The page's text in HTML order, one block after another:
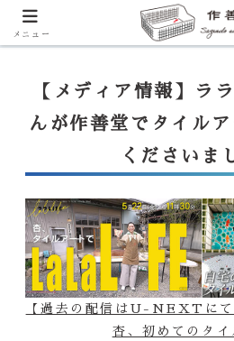
【ララLIFE】特注カウンター付シンク
一番下のフォーム
【メディア情報】ラ
んが作善堂でタイル
くださいま
【過去の配信はU-NEXTに
杏、初めてのタイ
メニュー